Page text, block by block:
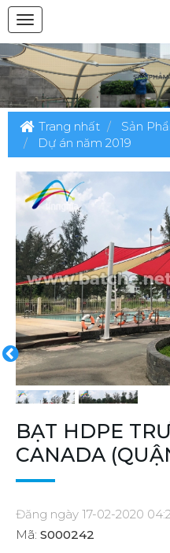
Trang nhất Sản
Dự án năm 2019
BẠT HDPE
CANADA
Đăng ngày 17-02-2020
Mã: S000242